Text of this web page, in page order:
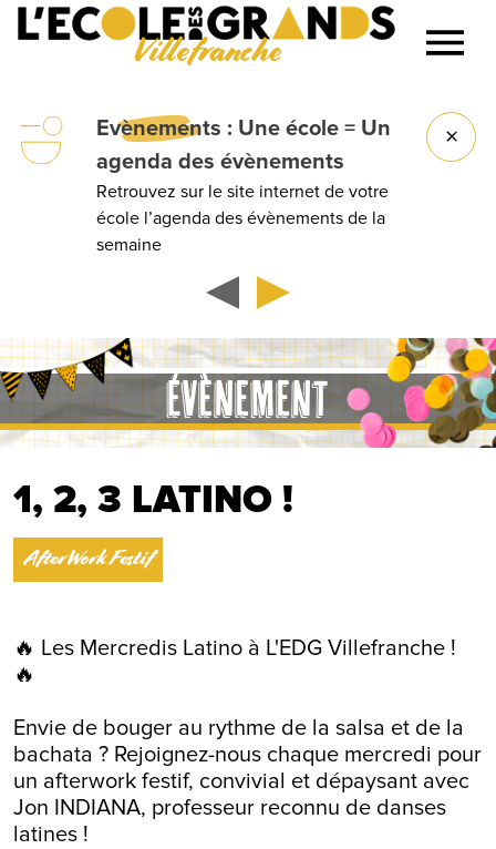
Villefranche
Lancer la recherche
: Une école = Un
des évènements
sur le site internet de votre
l’agenda des évènements de la
ÉVÈNEMENT
1, 2, 3 LATINO !
AfterWork Festif
🔥 Les Mercredis Latino à L'EDG Villefranche !
🔥
Envie de bouger au rythme de la salsa et de la
bachata ? Rejoignez-nous chaque mercredi pour
un afterwork festif, convivial et dépaysant avec
Jon INDIANA, professeur reconnu de danses
latines !